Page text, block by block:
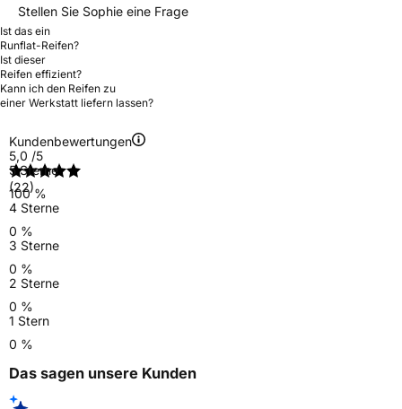
Stellen Sie Sophie eine Frage
Ist das ein
Runflat-Reifen?
Ist dieser
Reifen effizient?
Kann ich den Reifen zu
einer Werkstatt liefern lassen?
Kundenbewertungen
5,0 /5
(22)
5 Sterne
100 %
4 Sterne
0 %
3 Sterne
0 %
2 Sterne
0 %
1 Stern
0 %
Das sagen unsere Kunden